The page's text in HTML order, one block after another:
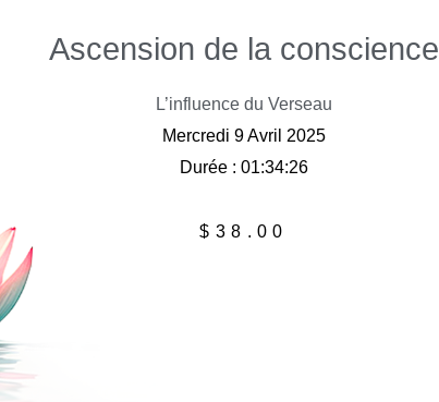
Ascension de la conscience
L’influence du Verseau
Mercredi 9 Avril 2025
Durée : 01:34:26
$ 38.00